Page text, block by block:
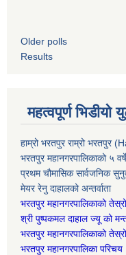
Older polls
Results
महत्वपूर्ण भिडीयो
हाम्रो भरतपुर राम्रो
भरतपुर महानगरपालिकाको ५
प्रथम चौमासिक सार्वजनिक
मेयर रेनु दाहालको अन्तर्वाता
भरतपुर महानगरपालिकाको
श्री पुष्पकमल दाहाल ज्यू को
भरतपुर महानगरपालिकाको
भरतपुर महानगरपालिका परिचय